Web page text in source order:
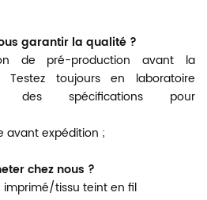
garantir la qualité ?
de pré-production avant la
toujours en laboratoire
des spécifications pour
avant expédition ;
chez nous ?
tissu teint en fil